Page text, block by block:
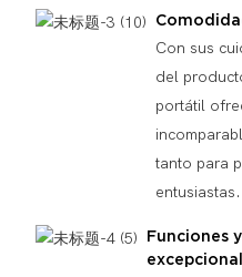
Con sus
del
portátil
tanto para
entusiastas.
Funciones